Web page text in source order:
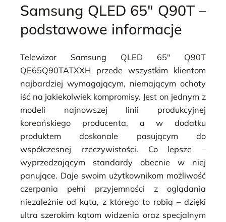
Samsung QLED 65″ Q90T –
podstawowe informacje
Telewizor Samsung QLED 65″ Q90T
QE65Q90TATXXH przede wszystkim klientom
najbardziej wymagającym, niemającym ochoty
iść na jakiekolwiek kompromisy. Jest on jednym z
modeli najnowszej linii produkcyjnej
koreańskiego producenta, a w dodatku
produktem doskonale pasującym do
współczesnej rzeczywistości. Co lepsze –
wyprzedzającym standardy obecnie w niej
panujące. Daje swoim użytkownikom możliwość
czerpania pełni przyjemności z oglądania
niezależnie od kąta, z którego to robią – dzięki
ultra szerokim kątom widzenia oraz specjalnym